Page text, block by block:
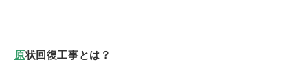
原状回復工事とは？